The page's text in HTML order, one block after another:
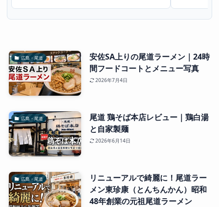
広島・尾道
安佐SA上りの尾道ラーメン｜24時
間フードコートとメニュー写真
2026年7月4日
広島・尾道
尾道 鶏そば本店レビュー｜鶏白湯
と自家製麺
2026年6月14日
広島・尾道
リニューアルで綺麗に！尾道ラー
メン東珍康（とんちんかん）昭和
48年創業の元祖尾道ラーメン